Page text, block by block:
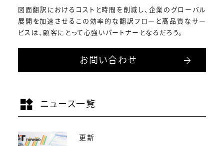
図面翻訳におけるコストと時間を削減し、企業のグローバル
展開を加速させるこの効率的な翻訳フローと高品質なサー
ビスは、顧客にとって心強いパートナーとなるだろう。
お問い合わせ
ニュース一覧
更新